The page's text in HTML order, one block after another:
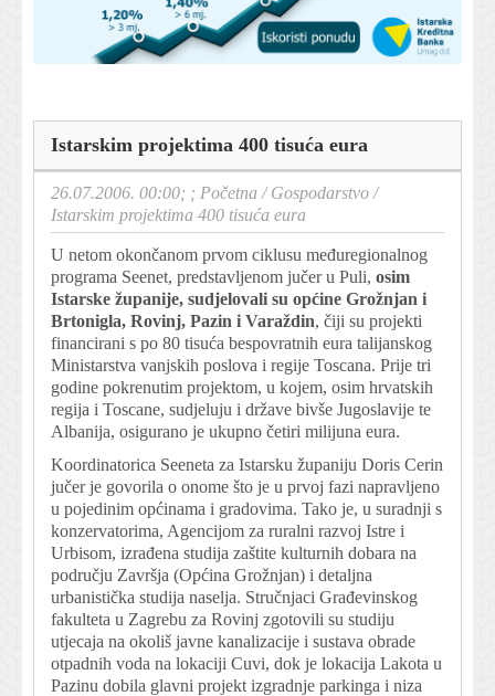
Istarskim projektima 400 tisuća eura
26.07.2006. 00:00; ; Početna /Gospodarstvo /
Istarskim projektima 400 tisuća eura
U netom okončanom prvom ciklusu međuregionalnog
programa Seenet, predstavljenom jučer u Puli, osim
Istarske županije, sudjelovali su općine Grožnjan i
Brtonigla, Rovinj, Pazin i Varaždin, čiji su projekti
financirani s po 80 tisuća bespovratnih eura talijanskog
Ministarstva vanjskih poslova i regije Toscana. Prije tri
godine pokrenutim projektom, u kojem, osim hrvatskih
regija i Toscane, sudjeluju i države bivše Jugoslavije te
Albanija, osigurano je ukupno četiri milijuna eura.
Koordinatorica Seeneta za Istarsku županiju Doris Cerin
jučer je govorila o onome što je u prvoj fazi napravljeno
u pojedinim općinama i gradovima. Tako je, u suradnji s
konzervatorima, Agencijom za ruralni razvoj Istre i
Urbisom, izrađena studija zaštite kulturnih dobara na
području Završja (Općina Grožnjan) i detaljna
urbanistička studija naselja. Stručnjaci Građevinskog
fakulteta u Zagrebu za Rovinj zgotovili su studiju
utjecaja na okoliš javne kanalizacije i sustava obrade
otpadnih voda na lokaciji Cuvi, dok je lokacija Lakota u
Pazinu dobila glavni projekt izgradnje parkinga i niza